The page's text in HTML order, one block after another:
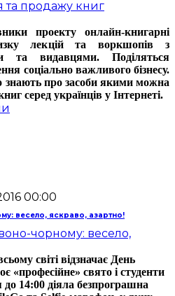
проекту онлайн-книгарні
лекцій та воркшопів з
та видавцями. Поділяться
соціально важливого бізнесу.
про засоби якими можна
серед українців у Інтернеті.
00:00
весело, яскраво, азартно!
світі відзначає День
«професійне» свято і студенти
14:00 діяла безпрограшна